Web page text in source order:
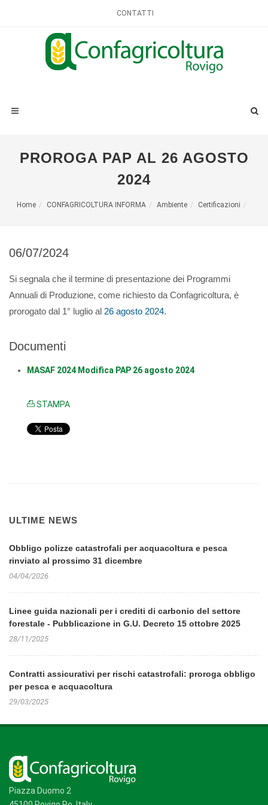
CONTATTI
PROROGA PAP AL 26 AGOSTO
2024
Home CONFAGRICOLTURA INFORMA Ambiente Certificazioni
06/07/2024
Si segnala che il termine di presentazione dei Programmi
Annuali di Produzione, come richiesto da Confagricoltura, è
prorogato dal 1° luglio al 26 agosto 2024.
Documenti
MASAF 2024 Modifica PAP 26 agosto 2024
STAMPA
ULTIME NEWS
Obbligo polizze catastrofali per acquacoltura e pesca
rinviato al prossimo 31 dicembre
04/04/2026
Linee guida nazionali per i crediti di carbonio del settore
forestale - Pubblicazione in G.U. Decreto 15 ottobre 2025
28/11/2025
Contratti assicurativi per rischi catastrofali: proroga obbligo
per pesca e acquacoltura
29/03/2025
Piazza Duomo 2